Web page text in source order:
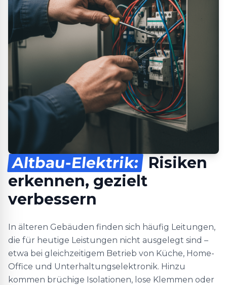
Altbau-Elektrik: Risiken
erkennen, gezielt
verbessern
In älteren Gebäuden finden sich häufig Leitungen,
die für heutige Leistungen nicht ausgelegt sind –
etwa bei gleichzeitigem Betrieb von Küche, Home-
Office und Unterhaltungselektronik. Hinzu
kommen brüchige Isolationen, lose Klemmen oder